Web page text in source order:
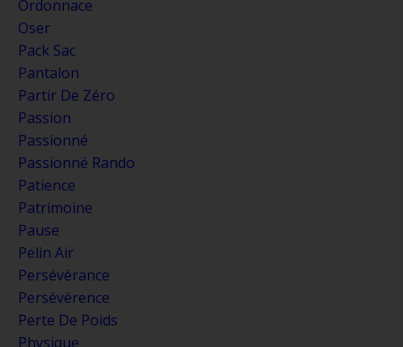
Ordonnace
Oser
Pack Sac
Pantalon
Partir De Zéro
Passion
Passionné
Passionné Rando
Patience
Patrimoine
Pause
Pelin Air
Persévérance
Persévérence
Perte De Poids
Physique